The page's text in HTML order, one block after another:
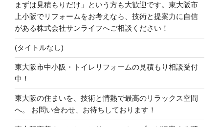
まずは見積もりだけ」という方も大歓迎です。東大阪市
上小阪でリフォームをお考えなら、技術と提案力に自信
がある株式会社サンライフへご相談ください！
(タイトルなし)
東大阪市中小阪・トイレリフォームの見積もり相談受付
中！
東大阪の住まいを、技術と情熱で最高のリラックス空間
へ。 お問い合わせ、お待ちしております！